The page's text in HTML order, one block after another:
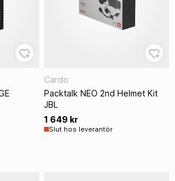
Cardo
Packtalk NEO 2nd Helmet Kit
JBL
1 649 kr
Slut hos leverantör